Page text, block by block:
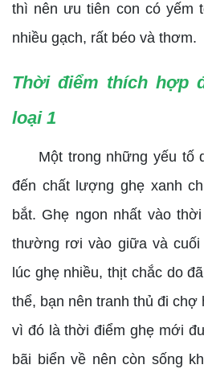
thì nên ưu tiên con có yếm
nhiều gạch, rất béo và thơm.
Thời điểm thích hợp
loại 1
Một trong những yếu tố
đến chất lượng ghẹ xanh
bắt. Ghẹ ngon nhất vào
thường rơi vào giữa và
lúc ghẹ nhiều, thịt chắc do
thể, bạn nên tranh thủ đi chợ
vì đó là thời điểm ghẹ mới
bãi biển về nên còn sống